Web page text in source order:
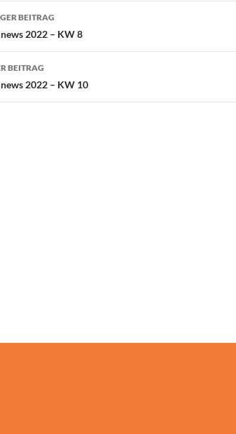
BEITRAG
2022 – KW 8
BEITRAG
2022 – KW 10